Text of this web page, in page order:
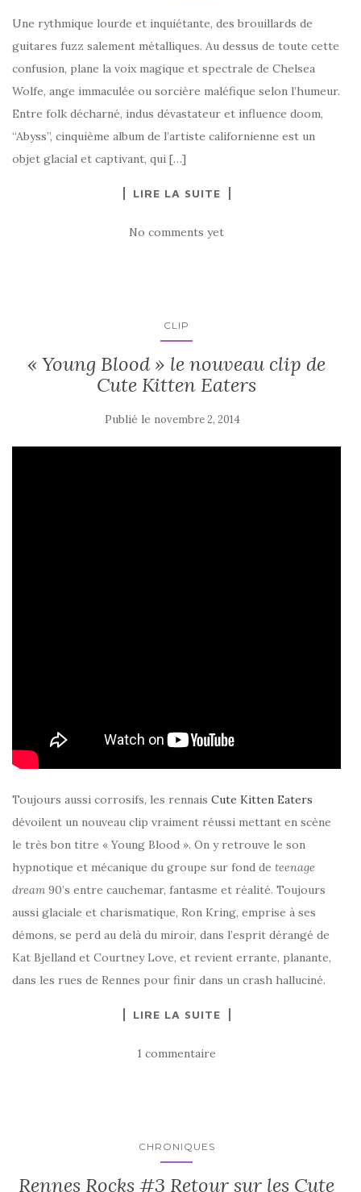
Une rythmique lourde et inquiétante, des brouillards de
guitares fuzz salement métalliques. Au dessus de toute cette
confusion, plane la voix magique et spectrale de Chelsea
Wolfe, ange immaculée ou sorcière maléfique selon l’humeur.
Entre folk décharné, indus dévastateur et influence doom,
“Abyss”, cinquième album de l’artiste californienne est un
objet glacial et captivant, qui […]
LIRE LA SUITE
No comments yet
CLIP
« Young Blood » le nouveau clip de
Cute Kitten Eaters
Publié le novembre 2, 2014
Toujours aussi corrosifs, les rennais Cute Kitten Eaters
dévoilent un nouveau clip vraiment réussi mettant en scène
le très bon titre « Young Blood ». On y retrouve le son
hypnotique et mécanique du groupe sur fond de teenage
dream 90’s entre cauchemar, fantasme et réalité. Toujours
aussi glaciale et charismatique, Ron Kring, emprise à ses
démons, se perd au delà du miroir, dans l’esprit dérangé de
Kat Bjelland et Courtney Love, et revient errante, planante,
dans les rues de Rennes pour finir dans un crash halluciné.
LIRE LA SUITE
1 commentaire
CHRONIQUES
Rennes Rocks #3 Retour sur les Cute